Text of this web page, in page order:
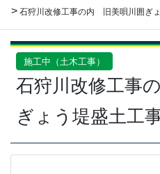
石狩川改修工事の内 旧美唄川囲ぎ
施工中（土木工事）
石狩川改修工事
ぎょう堤盛土工